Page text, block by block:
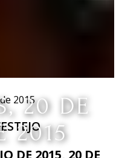
20 DE
2015
2015